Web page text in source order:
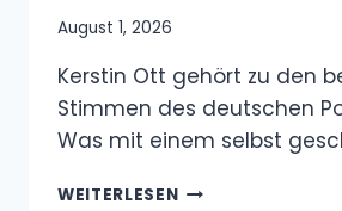
August 1, 2026
Kerstin Ott gehört zu den
Stimmen des deutschen
Was mit einem selbst
WEITERLESENSÄNGERIN